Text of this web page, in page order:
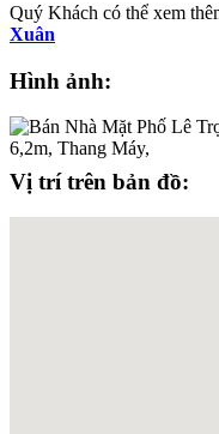
Quý Khách có thể xem
Xuân
Hình ảnh:
Vị trí trên bản đồ: